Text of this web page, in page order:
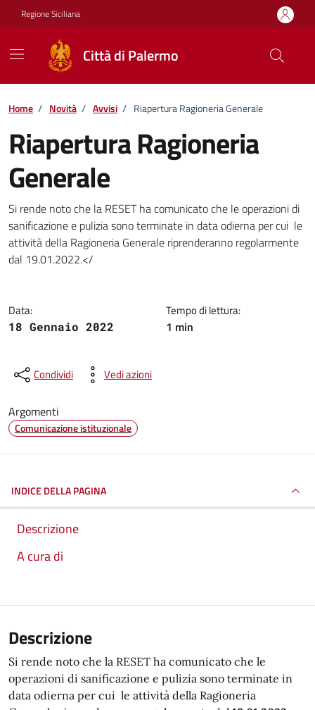
Vai ai contenuti
Vai al footer
Regione Siciliana
Città di Palermo
Home / Novità / Avvisi / Riapertura Ragioneria Generale
Riapertura Ragioneria
Generale
Dettagli della notizia
Si rende noto che la RESET ha comunicato che le operazioni di
sanificazione e pulizia sono terminate in data odierna per cui le
attività della Ragioneria Generale riprenderanno regolarmente
dal 19.01.2022.</
Data:
18 Gennaio 2022
Tempo di lettura:
1 min
Condividi Vedi azioni
Argomenti
Comunicazione istituzionale
INDICE DELLA PAGINA
Descrizione
A cura di
Descrizione
Si rende noto che la RESET ha comunicato che le
operazioni di sanificazione e pulizia sono terminate in
data odierna per cui le attività della Ragioneria